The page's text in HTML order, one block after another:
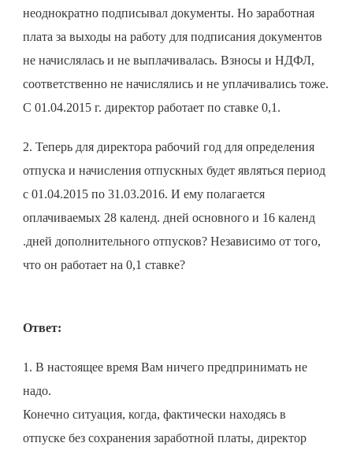
неоднократно подписывал документы. Но заработная
плата за выходы на работу для подписания документов
не начислялась и не выплачивалась. Взносы и НДФЛ,
соответственно не начислялись и не уплачивались тоже.
С 01.04.2015 г. директор работает по ставке 0,1.
2. Теперь для директора рабочий год для определения
отпуска и начисления отпускных будет являться период
с 01.04.2015 по 31.03.2016. И ему полагается
оплачиваемых 28 календ. дней основного и 16 календ
.дней дополнительного отпусков? Независимо от того,
что он работает на 0,1 ставке?
Ответ:
1. В настоящее время Вам ничего предпринимать не
надо.
Конечно ситуация, когда, фактически находясь в
отпуске без сохранения заработной платы, директор